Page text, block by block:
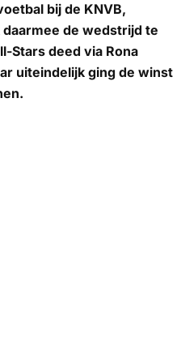
bij de KNVB,
de wedstrijd te
Stars deed via Rona
uiteindelijk ging de winst